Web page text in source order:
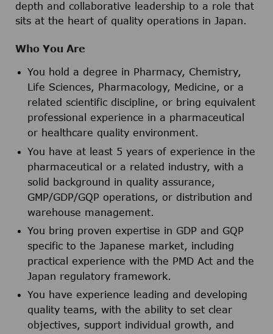
depth and collaborative leadership to a role that
sits at the heart of quality operations in Japan.
Who You Are
You hold a degree in Pharmacy, Chemistry,
Life Sciences, Pharmacology, Medicine, or a
related scientific discipline, or bring equivalent
professional experience in a pharmaceutical
or healthcare quality environment.
You have at least 5 years of experience in the
pharmaceutical or a related industry, with a
solid background in quality assurance,
GMP/GDP/GQP operations, or distribution and
warehouse management.
You bring proven expertise in GDP and GQP
specific to the Japanese market, including
practical experience with the PMD Act and the
Japan regulatory framework.
You have experience leading and developing
quality teams, with the ability to set clear
objectives, support individual growth, and